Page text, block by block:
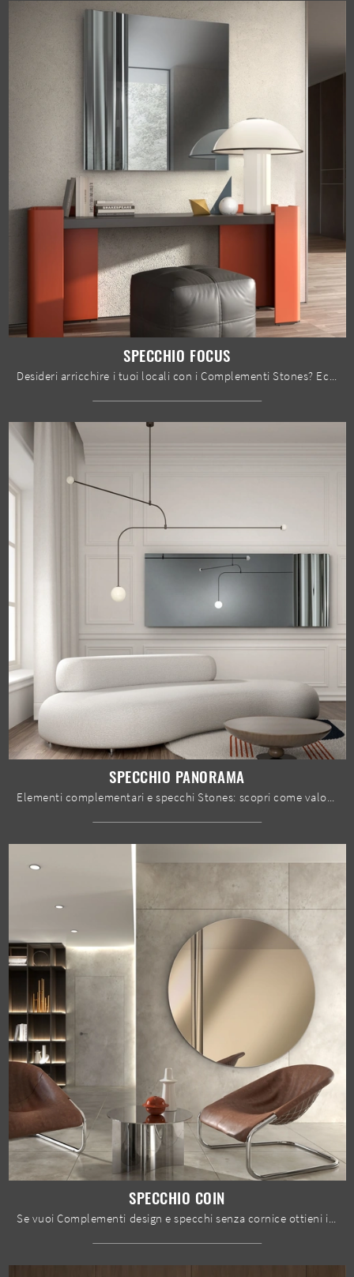
SPECCHIO FOCUS
Desideri arricchire i tuoi locali con i Complementi Stones? Ecco qui molteplici modelli di specchi senza cornice come Specchio Focus.
SPECCHIO PANORAMA
Elementi complementari e specchi Stones: scopri come valorizzare i tuoi interni design con il modello Specchio Panorama.
SPECCHIO COIN
Se vuoi Complementi design e specchi senza cornice ottieni informazioni sul modello Specchio Coin del brand Stones.